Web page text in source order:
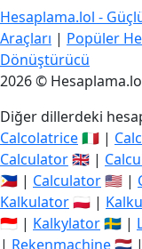
Hesaplama.lol -
Araçları | Popüler
Dönüştürücü
2026 ©
Diğer dillerdeki
Calcolatrice🇮🇹 |
Calculator🇬🇧 |
🇵🇭 | Calculator🇺🇸 |
Kalkulator🇵🇱 |
🇮🇩 | Kalkylator🇸🇪 |
| Rekenmachine🇳🇱 |